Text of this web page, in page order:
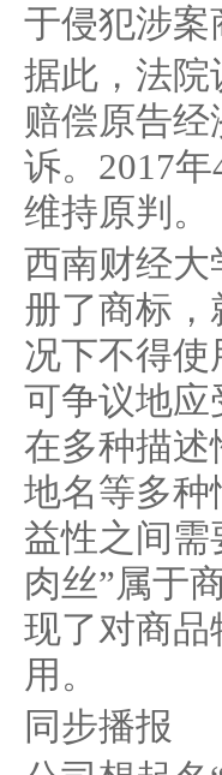
于侵犯涉案
据此，法院
赔偿原告
诉。2017
维持原判。
西南财经大
册了商标
况下不得使
可争议地应
在多种描述
地名等多种
益性之间需
肉丝”属于
现了对商品
用。
同步播报